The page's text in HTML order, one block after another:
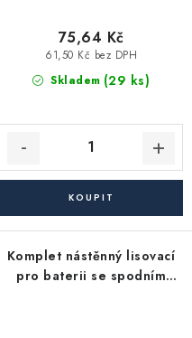
Skladem (29 ks)
61,50 Kč bez DPH
75,64 Kč
Komplet nástěnný lisovací
pro baterii se spodním